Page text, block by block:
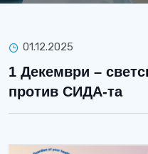
01.12.2025
1 Декември –
против СИДА-та